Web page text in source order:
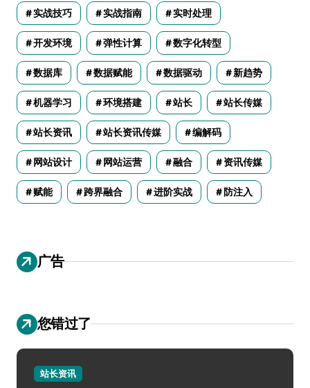
实战技巧 实战指南 实时处理
开发环境 弹性计算 数字化转型
数据库 数据赋能 数据驱动 新趋势
机器学习 环境搭建 站长 站长传媒
站长资讯 站长资讯传媒 编解码
网站设计 网站运营 融合 资讯传媒
赋能 跨界融合 进阶实战 防注入
广告
您错过了
站长资讯